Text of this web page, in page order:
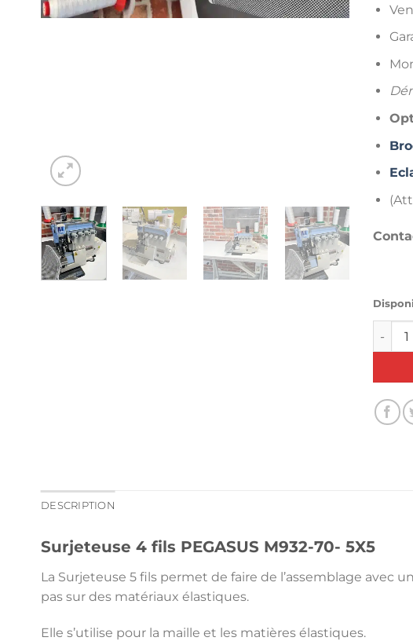
DESCRIPTION
Surjeteuse 4 fils PEGASUS M932-70- 5X5
La Surjeteuse 5 fils permet de faire de l’assemblage
pas sur des matériaux élastiques.
Elle s’utilise pour la maille et les matières élastiques.